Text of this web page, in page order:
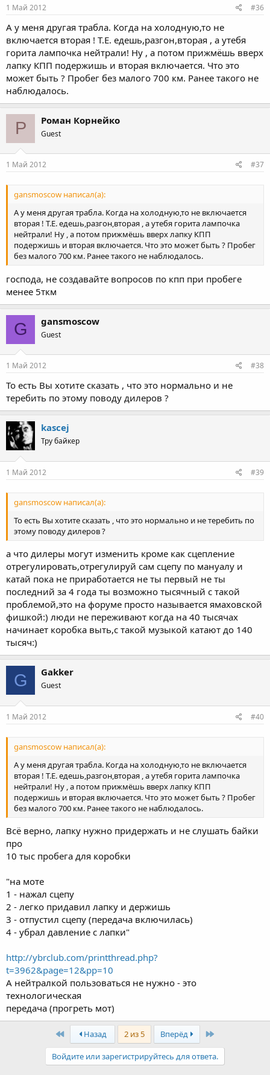
1 Май 2012 #36
А у меня другая трабла. Когда на холодную,то не
включается вторая ! Т.Е. едешь,разгон,вторая , а утебя
горита лампочка нейтрали! Ну , а потом прижмёшь вверх
лапку КПП подержишь и вторая включается. Что это
может быть ? Пробег без малого 700 км. Ранее такого не
наблюдалось.
Р Роман Корнейко
Guest
1 Май 2012 #37
gansmoscow написал(а):
А у меня другая трабла. Когда на холодную,то не включается
вторая ! Т.Е. едешь,разгон,вторая , а утебя горита лампочка
нейтрали! Ну , а потом прижмёшь вверх лапку КПП
подержишь и вторая включается. Что это может быть ? Пробег
без малого 700 км. Ранее такого не наблюдалось.
господа, не создавайте вопросов по кпп при пробеге
менее 5ткм
G gansmoscow
Guest
1 Май 2012 #38
То есть Вы хотите сказать , что это нормально и не
теребить по этому поводу дилеров ?
kascej
Тру байкер
1 Май 2012 #39
gansmoscow написал(а):
То есть Вы хотите сказать , что это нормально и не теребить по
этому поводу дилеров ?
а что дилеры могут изменить кроме как сцепление
отрегулировать,отрегулируй сам сцепу по мануалу и
катай пока не приработается не ты первый не ты
последний за 4 года ты возможно тысячный с такой
проблемой,это на форуме просто называется ямаховской
фишкой:) люди не переживают когда на 40 тысячах
начинает коробка выть,с такой музыкой катают до 140
тысяч:)
G Gakker
Guest
1 Май 2012 #40
gansmoscow написал(а):
А у меня другая трабла. Когда на холодную,то не включается
вторая ! Т.Е. едешь,разгон,вторая , а утебя горита лампочка
нейтрали! Ну , а потом прижмёшь вверх лапку КПП
подержишь и вторая включается. Что это может быть ? Пробег
без малого 700 км. Ранее такого не наблюдалось.
Всё верно, лапку нужно придержать и не слушать байки
про
10 тыс пробега для коробки
"на моте
1 - нажал сцепу
2 - легко придавил лапку и держишь
3 - отпустил сцепу (передача включилась)
4 - убрал давление с лапки"
http://ybrclub.com/printthread.php?
t=3962&page=12&pp=10
А нейтралкой пользоваться не нужно - это
технологическая
передача (прогреть мот)
First Назад 2 из 5 Вперёд Last
Войдите или зарегистрируйтесь для ответа.